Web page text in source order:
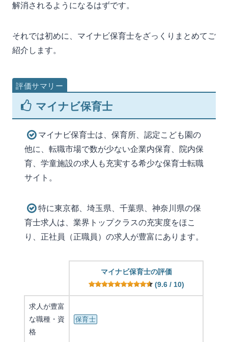
解消されるようになるはずです。
それでは初めに、マイナビ保育士をざっくりまとめてご
紹介します。
マイナビ保育士
マイナビ保育士は、保育所、認定こども園の
他に、転職市場で数が少ない企業内保育、院内保
育、学童施設の求人も充実する希少な保育士転職
サイト。
特に東京都、埼玉県、千葉県、神奈川県の保
育士求人は、業界トップクラスの充実度をほこ
り、正社員（正職員）の求人が豊富にあります。
マイナビ保育士の評価
(9.6 / 10)
求人が豊富
な職種・資
格
保育士